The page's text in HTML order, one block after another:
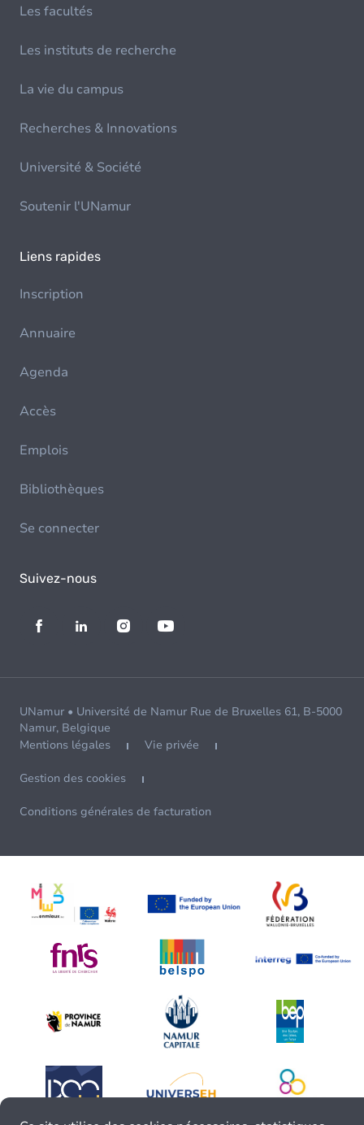
Les facultés
Les instituts de recherche
La vie du campus
Recherches & Innovations
Université & Société
Soutenir l'UNamur
Liens rapides
Inscription
Annuaire
Agenda
Accès
Emplois
Bibliothèques
Se connecter
Suivez-nous
UNamur • Université de Namur Rue de Bruxelles 61, B-5000
Namur, Belgique
Mentions légales
Vie privée
Gestion des cookies
Conditions générales de facturation